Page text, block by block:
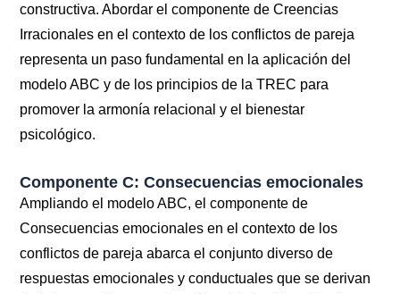
constructiva. Abordar el componente de Creencias
Irracionales en el contexto de los conflictos de pareja
representa un paso fundamental en la aplicación del
modelo ABC y de los principios de la TREC para
promover la armonía relacional y el bienestar
psicológico.
Componente C: Consecuencias emocionales
Ampliando el modelo ABC, el componente de
Consecuencias emocionales en el contexto de los
conflictos de pareja abarca el conjunto diverso de
respuestas emocionales y conductuales que se derivan